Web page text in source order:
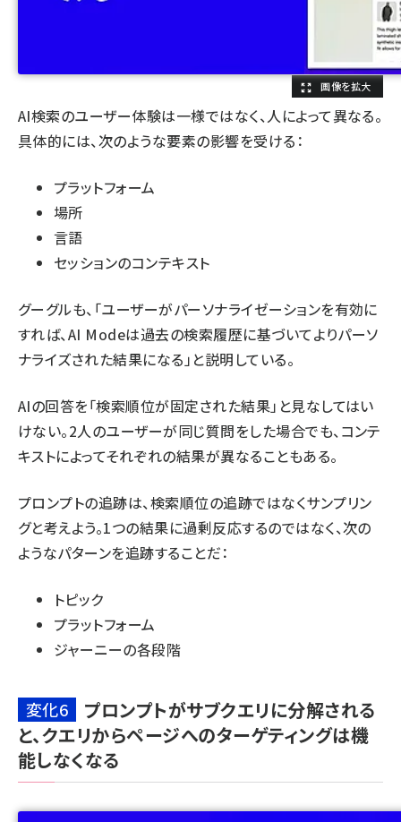
AI検索のユーザー体験は一様ではなく、人によって異なる。
具体的には、次のような要素の影響を受ける：
プラットフォーム
場所
言語
セッションのコンテキスト
グーグルも、「ユーザーがパーソナライゼーションを有効に
すれば、AI Modeは過去の検索履歴に基づいてよりパーソ
ナライズされた結果になる」と説明している。
AIの回答を「検索順位が固定された結果」と見なしてはい
けない。2人のユーザーが同じ質問をした場合でも、コンテ
キストによってそれぞれの結果が異なることもある。
プロンプトの追跡は、検索順位の追跡ではなくサンプリン
グと考えよう。1つの結果に過剰反応するのではなく、次の
ようなパターンを追跡することだ：
トピック
プラットフォーム
ジャーニーの各段階
変化6
プロンプトがサブクエリに分解される
と、クエリからページへのターゲティングは機
能しなくなる